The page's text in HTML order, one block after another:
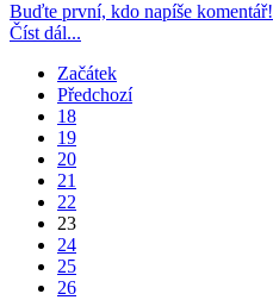
Buďte první, kdo napíše komentář!
Číst dál...
Začátek
Předchozí
18
19
20
21
22
23
24
25
26